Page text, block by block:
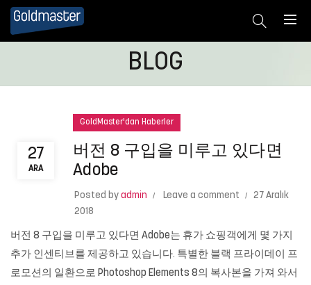
BLOG
27
ARA
GoldMaster'dan Haberler
버전 8 구입을 미루고 있다면
Adobe
Posted by admin Leave a comment
27 Aralık
2018
버전 8 구입을 미루고 있다면 Adobe는 휴가 쇼핑객에게 몇 가지
추가 인센티브를 제공하고 있습니다. 특별한 블랙 프라이데이 프
로모션의 일환으로 Photoshop Elements 8의 복사본을 가져 와서